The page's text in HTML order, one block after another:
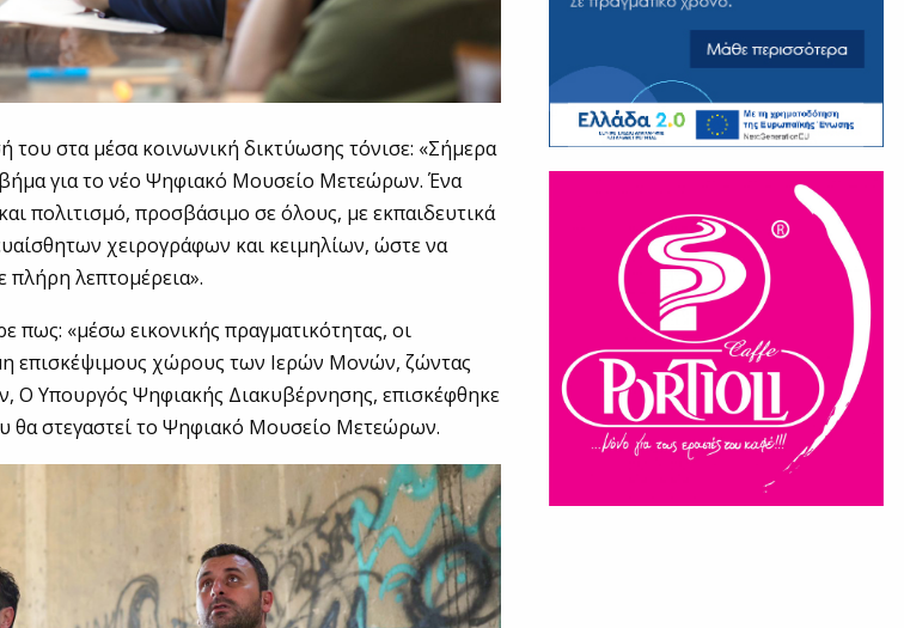
του στα μέσα κοινωνική δικτύωσης τόνισε: «Σήμερα
για το νέο Ψηφιακό Μουσείο Μετεώρων. Ένα
πολιτισμό, προσβάσιμο σε όλους, με εκπαιδευτικά
χειρογράφων και κειμηλίων, ώστε να
πλήρη λεπτομέρεια».
πως: «μέσω εικονικής πραγματικότητας, οι
μη επισκέψιμους χώρους των Ιερών Μονών, ζώντας
Ο Υπουργός Ψηφιακής Διακυβέρνησης, επισκέφθηκε
θα στεγαστεί το Ψηφιακό Μουσείο Μετεώρων.